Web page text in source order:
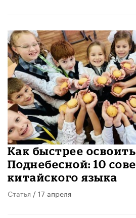
Как быстрее
Поднебесной: 10
китайского языка
Статья / 17 апреля